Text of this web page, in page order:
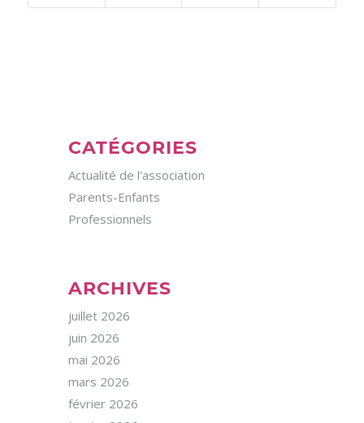
CATÉGORIES
Actualité de l'association
Parents-Enfants
Professionnels
ARCHIVES
juillet 2026
juin 2026
mai 2026
mars 2026
février 2026